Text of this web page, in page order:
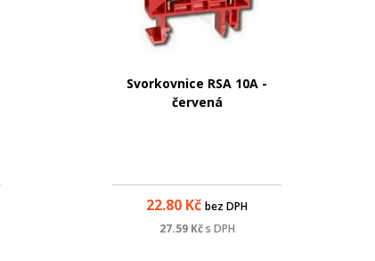
Svorkovnice RSA 10A -
červená
22.80 Kč bez DPH
27.59Kč s DPH